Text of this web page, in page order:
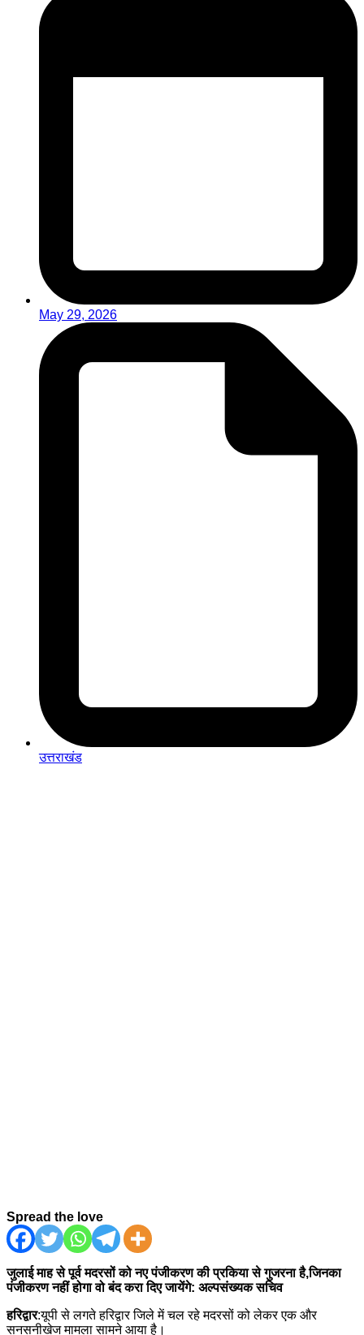
May 29, 2026
उत्तराखंड
Spread the love
जुलाई माह से पूर्व मदरसों को नए पंजीकरण की प्रकिया से गुजरना है,जिनका
पंजीकरण नहीं होगा वो बंद करा दिए जायेंगे: अल्पसंख्यक सचिव
हरिद्वार:यूपी से लगते हरिद्वार जिले में चल रहे मदरसों को लेकर एक और
सनसनीखेज मामला सामने आया है।